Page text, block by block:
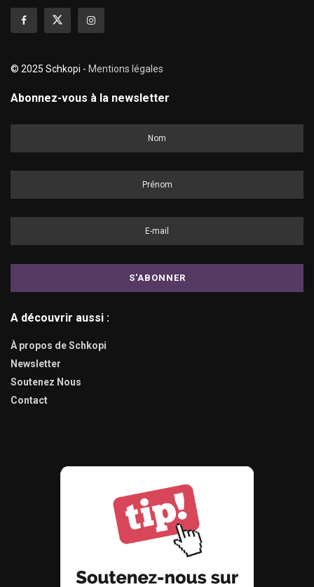
© 2025 Schkopi - Mentions légales
Abonnez-vous à la newsletter
A découvrir aussi :
À propos de Schkopi
Newsletter
Soutenez Nous
Contact